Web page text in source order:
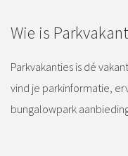
Wie is
Parkvakanties is dé
vind je parkinformatie,
bungalowpark